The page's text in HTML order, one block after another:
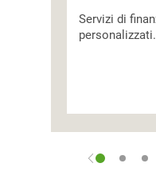
Servizi di
personalizzati.